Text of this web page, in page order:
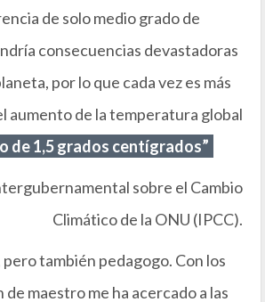
de solo medio grado de
consecuencias devastadoras
por lo que cada vez es más
aumento de la temperatura global
de 1,5 grados centígrados”
sobre el Cambio
Climático de la ONU (IPCC).
también pedagogo. Con los
de maestro me ha acercado a las